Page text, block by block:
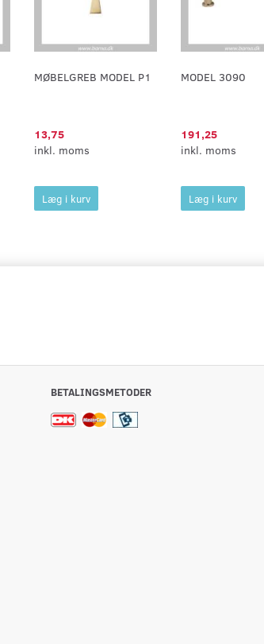
MØBELGREB MODEL P1
13,75
inkl. moms
Læg i kurv
MODEL 3090
191,25
inkl. moms
Læg i kurv
BETALINGSMETODER